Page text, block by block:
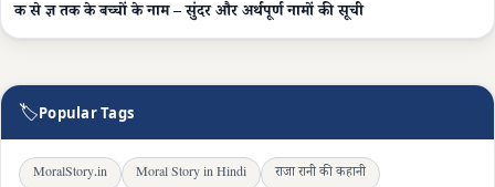
क से ज्ञ तक के बच्चों के नाम – सुंदर और अर्थपूर्ण नामों की सूची
🏷Popular Tags
MoralStory.in Moral Story in Hindi
राजा रानी की कहानी